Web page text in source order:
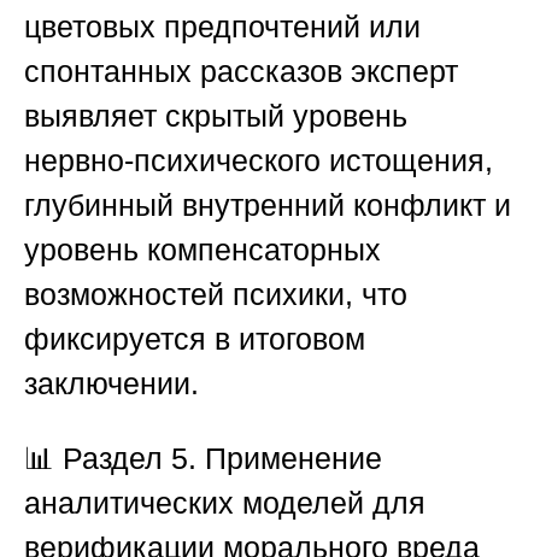
цветовых предпочтений или
спонтанных рассказов эксперт
выявляет скрытый уровень
нервно-психического истощения,
глубинный внутренний конфликт и
уровень компенсаторных
возможностей психики, что
фиксируется в итоговом
заключении.
📊 Раздел 5. Применение
аналитических моделей для
верификации морального вреда